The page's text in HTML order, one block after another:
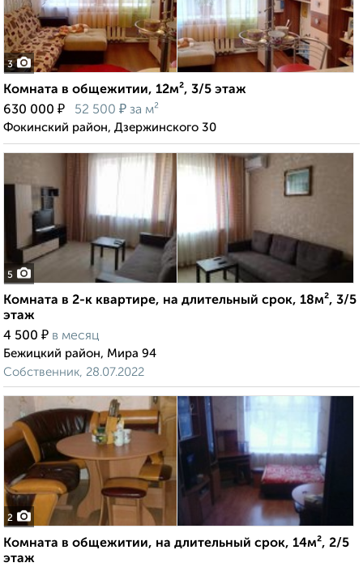
3
Комната в общежитии, 12м², 3/5 этаж
630 000 ₽ 52 500 ₽ за м²
Фокинский район, Дзержинского 30
5
Комната в 2-к квартире, на длительный срок, 18м², 3/5
этаж
4 500 ₽ в месяц
Бежицкий район, Мира 94
Собственник, 28.07.2022
2
Комната в общежитии, на длительный срок, 14м², 2/5
этаж